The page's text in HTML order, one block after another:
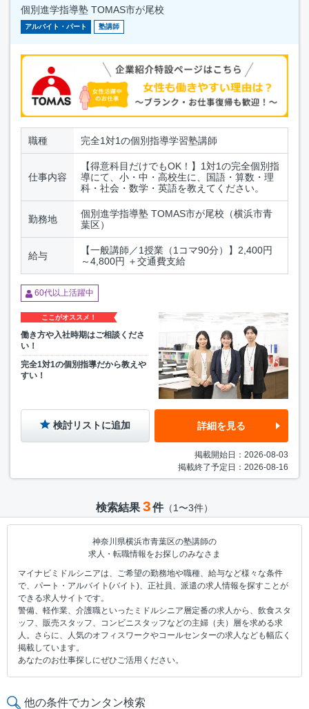
個別進学指導塾 TOMAS市が尾校
アルバイト・パート 塾講師
職種 完全1対1の個別指導学習塾講師
仕事内容
【得意科目だけでもOK！】1対1の完全個別指
導にて、小・中・高校生に、国語・算数・理
科・社会・数学・英語を教えてください。
勤務地
個別進学指導塾 TOMAS市が尾校（横浜市青
葉区）
給与
【一般講師／1授業（1コマ90分）】2,400円
～4,800円 ＋交通費支給
60代以上活躍中
ここがオススメ！
働き方や入社時期はご相談くださ
い！
完全1対1の個別指導だから教えや
すい！
検討リストに追加 詳細を見る
掲載開始日：2026-08-03
掲載終了予定日：2026-08-16
検索結果 3件（1〜3件）
神奈川県横浜市青葉区の塾講師の
求人・転職情報をお探しのみなさま
マイナビミドルシニアは、ご希望の勤務地や職種、給与など様々な条件
で、パート・アルバイト(バイト)、正社員、派遣の求人情報を探すことが
できる求人サイトです。
警備、軽作業、介護職といったミドルシニア層定番の求人から、飲食スタ
ッフ、販売スタッフ、コンビニスタッフなどの主婦（夫）層を求める求
人。さらに、人気のオフィスワークやコールセンターの求人なども幅広く
掲載しています。
あなたのお仕事探しにぜひご活用ください。
他の条件でカンタン検索